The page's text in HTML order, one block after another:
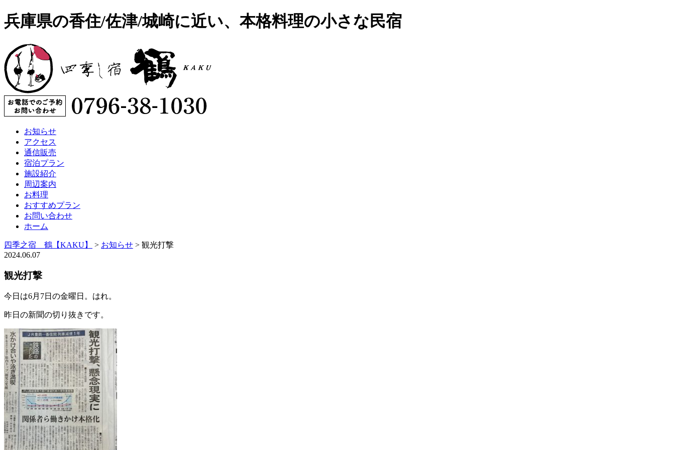
兵庫県の香住/佐津/城崎に近い、本格料理の小さな民宿
お知らせ
アクセス
通信販売
宿泊プラン
施設紹介
周辺案内
お料理
おすすめプラン
お問い合わせ
ホーム
四季之宿 鶴【KAKU】 > お知らせ > 観光打撃
2024.06.07
観光打撃
今日は6月7日の金曜日。はれ。
昨日の新聞の切り抜きです。